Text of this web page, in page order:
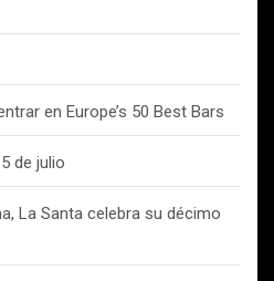
en Europe’s 50 Best Bars
de julio
La Santa celebra su décimo